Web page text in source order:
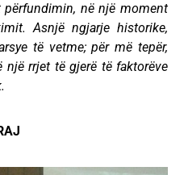
në një moment
Asnjë ngjarje historike,
të vetme; për më tepër,
rrjet të gjerë të faktorëve